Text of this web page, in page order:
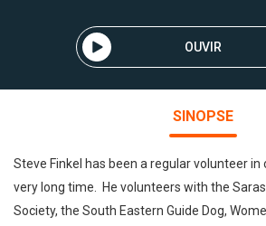
OUVIR
SINOPSE
Steve Finkel has been a regular volunteer
very long time. He volunteers with the
Society, the South Eastern Guide Dog,